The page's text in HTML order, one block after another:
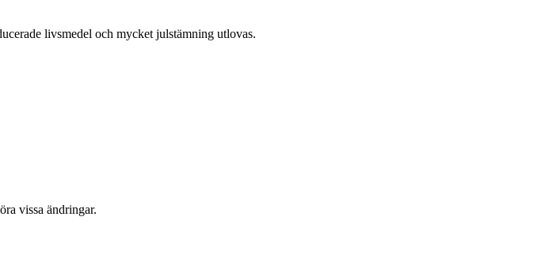
livsmedel och mycket julstämning utlovas.
vissa ändringar.